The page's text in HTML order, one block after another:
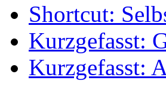
Shortcut:
Kurzgefasst:
Kurzgefasst: